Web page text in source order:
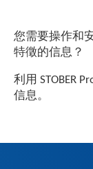
您需要操作和
特徵的信息？
利用 STOBER
信息。